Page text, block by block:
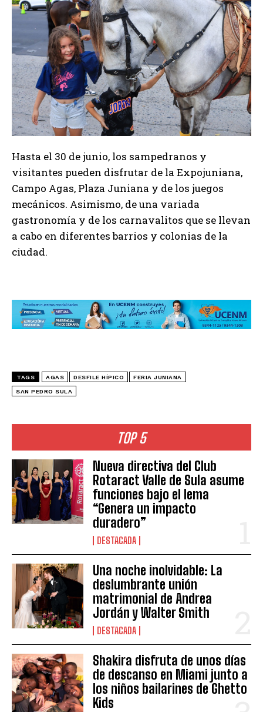
TOP 5
Nueva directiva del Club
Rotaract Valle de Sula asume
funciones bajo el lema
“Genera un impacto
duradero”
DESTACADA
Una noche inolvidable: La
deslumbrante unión
matrimonial de Andrea
Jordán y Walter Smith
DESTACADA
Shakira disfruta de unos días
de descanso en Miami junto a
los niños bailarines de Ghetto
Kids
Hasta el 30 de junio, los sampedranos y
visitantes pueden disfrutar de la Expojuniana,
Campo Agas, Plaza Juniana y de los juegos
mecánicos. Asimismo, de una variada
gastronomía y de los carnavalitos que se llevan
a cabo en diferentes barrios y colonias de la
ciudad.
TAGS AGAS DESFILE HÍPICO FERIA JUNIANA
SAN PEDRO SULA